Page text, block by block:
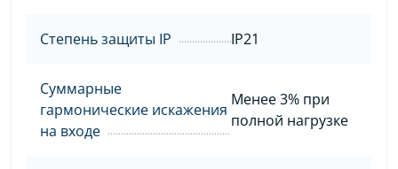
Степень защиты IP IP21
Суммарные
гармонические искажения
на входе
Менее 3% при
полной нагрузке